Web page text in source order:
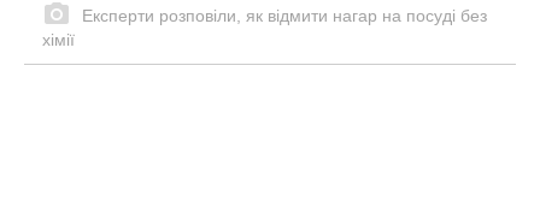
Експерти розповіли, як відмити нагар на посуді без
хімії